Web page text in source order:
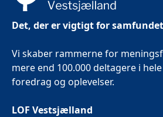
Det, der er vigtigt for
Vi skaber rammerne for
mere end 100.000 deltagere i
foredrag og oplevelser.
LOF Vestsjælland